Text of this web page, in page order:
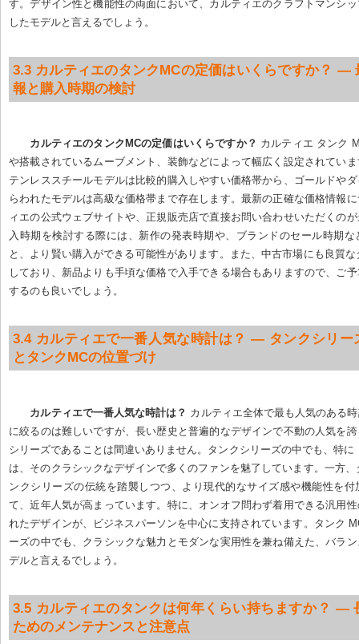
す。デザイン性と機能性の両面において、カルティエのクラフトマンシ
したモデルと言えるでしょう。
3.3 カルティエのタンクMCの定価はいくらですか？ —
報と購入時期の検討
カルティエのタンクMCの定価はいくらですか？ カルティエ タンク
や搭載されているムーブメント、装飾などによって幅広く設定されてい
テンレススチールモデルは比較的購入しやすい価格帯から、ゴールドや
らわれたモデルは高級な価格帯まで存在します。最新の正確な価格情報
ィエの公式ウェブサイトや、正規販売店で直接お問い合わせいただくの
入時期を検討する際には、新作の発表時期や、ブランドのセール時期
と、より賢い購入ができる可能性があります。また、中古市場にも良質
しており、新品よりも手頃な価格で入手できる場合もありますので、ご
するのも良いでしょう。
3.4 カルティエで一番人気な時計は？ — タンクシリー
とタンクMCの位置づけ
カルティエで一番人気な時計は？ カルティエ全体で最も人気のある
に絞るのは難しいですが、長い歴史と普遍的なデザインで不動の人気を
シリーズであることは間違いありません。タンクシリーズの中でも、特に
は、そのクラシックなデザインで多くのファンを魅了しています。一方
ンクシリーズの伝統を踏襲しつつ、より現代的なサイズ感や機能性を付
て、近年人気が高まっています。特に、オンオフ問わず着用できる汎用
れたデザインが、ビジネスパーソンを中心に支持されています。タンク
ーズの中でも、クラシックな魅力とモダンな実用性を兼ね備えた、バラ
デルと言えるでしょう。
3.5 カルティエのタンクは何年くらい持ちますか？ —
ためのメンテナンスと注意点